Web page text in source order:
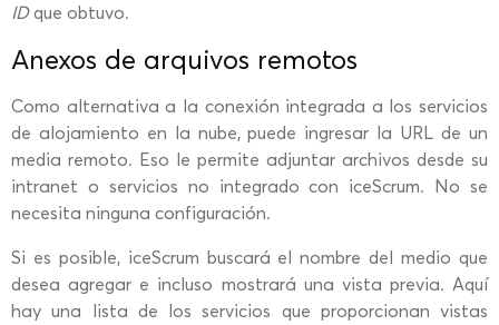
IDque obtuvo.
Anexos de arquivos remotos
Como alternativa a la conexión integrada a los servicios
de alojamiento en la nube, puede ingresar la URL de un
media remoto. Eso le permite adjuntar archivos desde su
intranet o servicios no integrado con iceScrum. No se
necesita ninguna configuración.
Si es posible, iceScrum buscará el nombre del medio que
desea agregar e incluso mostrará una vista previa. Aquí
hay una lista de los servicios que proporcionan vistas